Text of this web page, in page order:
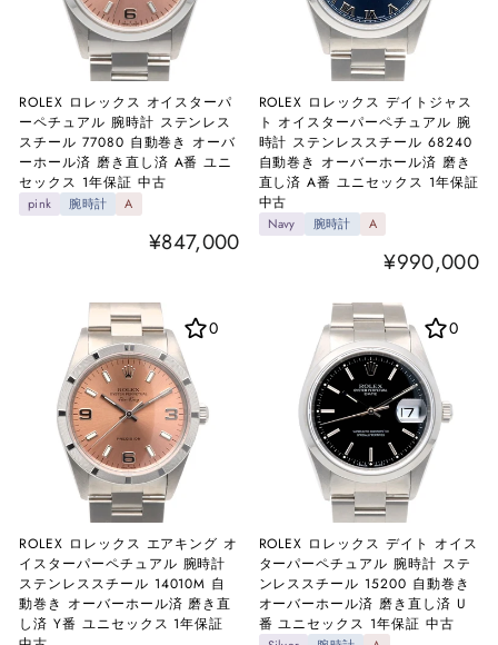
ROLEX ロレックス オイスターパ
ーペチュアル 腕時計 ステンレス
スチール 77080 自動巻き オーバ
ーホール済 磨き直し済 A番 ユニ
セックス 1年保証 中古
pink 腕時計 A
¥847,000
ROLEX ロレックス デイトジャス
ト オイスターパーペチュアル 腕
時計 ステンレススチール 68240
自動巻き オーバーホール済 磨き
直し済 A番 ユニセックス 1年保証
中古
Navy 腕時計 A
¥990,000
ROLEX ロレックス エアキング オ
イスターパーペチュアル 腕時計
ステンレススチール 14010M 自
動巻き オーバーホール済 磨き直
し済 Y番 ユニセックス 1年保証
0
ROLEX ロレックス デイト オイス
ターパーペチュアル 腕時計 ステ
ンレススチール 15200 自動巻き
オーバーホール済 磨き直し済 U
番 ユニセックス 1年保証 中古
0